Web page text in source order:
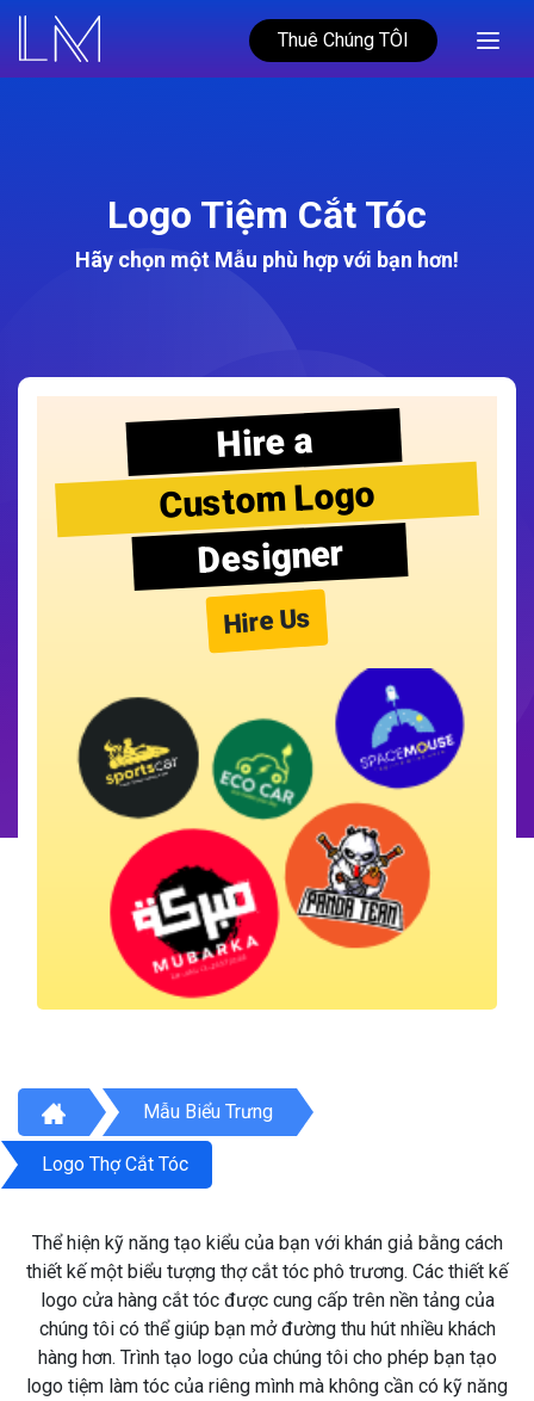
Thuê Chúng TÔI
Logo Tiệm Cắt Tóc
Hãy chọn một Mẫu phù hợp với bạn hơn!
Hire a
Custom Logo
Designer
Hire Us
Mẫu Biểu Trưng
Logo Thợ Cắt Tóc
Thể hiện kỹ năng tạo kiểu của bạn với khán giả bằng cách
thiết kế một biểu tượng thợ cắt tóc phô trương. Các thiết kế
logo cửa hàng cắt tóc được cung cấp trên nền tảng của
chúng tôi có thể giúp bạn mở đường thu hút nhiều khách
hàng hơn. Trình tạo logo của chúng tôi cho phép bạn tạo
logo tiệm làm tóc của riêng mình mà không cần có kỹ năng